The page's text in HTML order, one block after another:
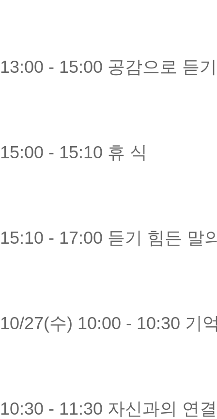
13:00 - 15:00 공감으로 듣기
15:00 - 15:10 휴 식
15:10 - 17:00 듣기 힘든 말
10/27(수) 10:00 - 10:30 기
10:30 - 11:30 자신과의 연